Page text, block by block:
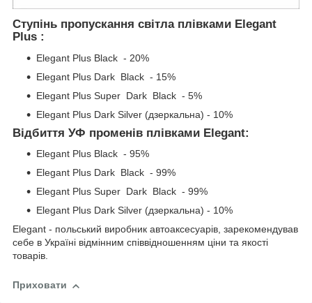
Ступінь пропускання світла плівками Elegant
Plus :
Elegant Plus Black - 20%
Elegant Plus Dark Black - 15%
Elegant Plus Super Dark Black - 5%
Elegant Plus Dark Silver (дзеркальна) - 10%
Відбиття УФ променів плівками Elegant:
Elegant Plus Black - 95%
Elegant Plus Dark Black - 99%
Elegant Plus Super Dark Black - 99%
Elegant Plus Dark Silver (дзеркальна) - 10%
Elegant - польський виробник автоаксесуарів, зарекомендував
себе в Україні відмінним співвідношенням ціни та якості
товарів.
Приховати